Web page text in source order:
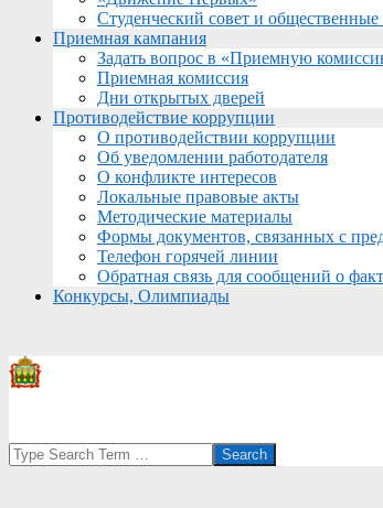
Студенческий совет и
Приемная кампания
Задать вопрос в «Приемную
Приемная комиссия
Дни открытых дверей
Противодействие коррупции
О противодействии коррупции
Об уведомлении работодателя
О конфликте интересов
Локальные правовые акты
Методические материалы
Формы документов, связанных с
Телефон горячей линии
Обратная связь для сообщений о
Конкурсы, Олимпиады
Search